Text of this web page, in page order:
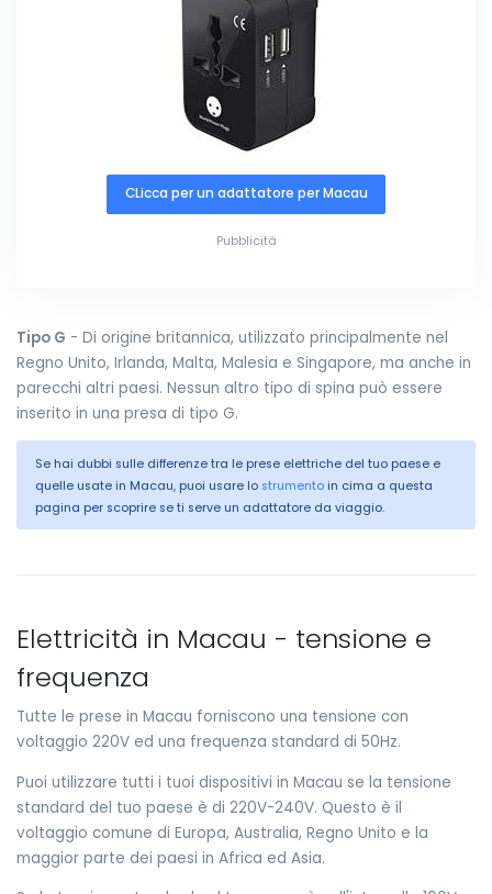
CLicca per un adattatore per Macau
Pubblicità
Tipo G - Di origine britannica, utilizzato principalmente nel
Regno Unito, Irlanda, Malta, Malesia e Singapore, ma anche in
parecchi altri paesi. Nessun altro tipo di spina può essere
inserito in una presa di tipo G.
Se hai dubbi sulle differenze tra le prese elettriche del tuo paese e
quelle usate in Macau, puoi usare lo strumento in cima a questa
pagina per scoprire se ti serve un adattatore da viaggio.
Elettricità in Macau - tensione e
frequenza
Tutte le prese in Macau forniscono una tensione con
voltaggio 220V ed una frequenza standard di 50Hz.
Puoi utilizzare tutti i tuoi dispositivi in Macau se la tensione
standard del tuo paese è di 220V-240V. Questo è il
voltaggio comune di Europa, Australia, Regno Unito e la
maggior parte dei paesi in Africa ed Asia.